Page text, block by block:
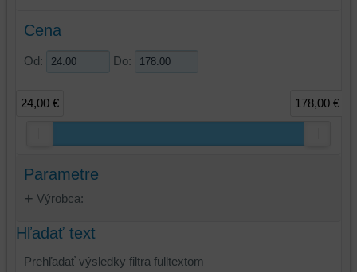
Cena
Od: Do:
24,00 € 178,00 €
Parametre
Výrobca:
Hľadať text
Prehľadať výsledky filtra fulltextom